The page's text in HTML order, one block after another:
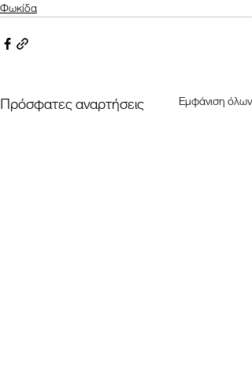
Φωκίδα
Πρόσφατες αναρτήσεις Εμφάνιση όλων